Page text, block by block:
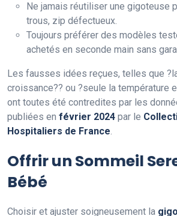
Ne jamais réutiliser une gigoteuse
trous, zip défectueux.
Toujours préférer des modèles
achetés en seconde main sans
Les fausses idées reçues, telles que
croissance?? ou ?seule la température
ont toutes été contredites par les
publiées en février 2024 par le
Hospitaliers de France.
Offrir un Sommeil
Bébé
Choisir et ajuster soigneusement la